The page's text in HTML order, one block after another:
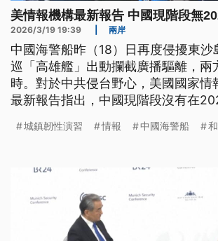
美情報機構最新報告 中國現階段無
2026/3/19 19:39 兩岸
中國海警船昨（18）日再度侵擾東沙
巡「高雄艦」出動攔截廣播驅離，兩
時。對於中共侵台野心，美國國家情
最新報告指出，中國現階段沒有在
準備，是為了實現威權擴張，重申台
城鎮韌性演習 情報 中國海警船